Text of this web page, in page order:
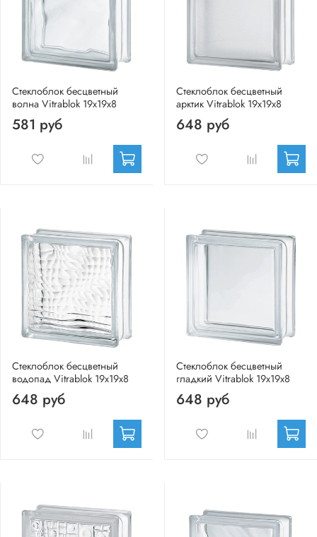
Стеклоблок бесцветный
волна Vitrablok 19х19х8
581 руб
Стеклоблок бесцветный
арктик Vitrablok 19х19х8
648 руб
Стеклоблок бесцветный
водопад Vitrablok 19х19х8
648 руб
Стеклоблок бесцветный
гладкий Vitrablok 19х19х8
648 руб